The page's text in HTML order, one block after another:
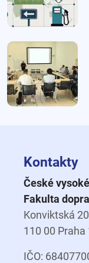
Kontakty
České
Fakulta
Konviktská 20
110 00 Praha
IČO: